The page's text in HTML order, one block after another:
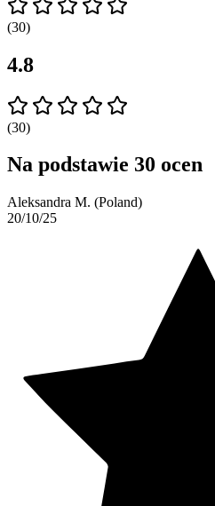
(30)
4.8
(30)
Na podstawie 30 ocen
Aleksandra M. (Poland)
20/10/25